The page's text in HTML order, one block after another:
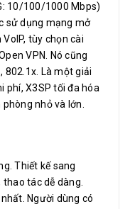
10/100/1000 Mbps)
sử dụng mạng mở
tùy chọn cài
VPN. Nó cũng
802.1x. Là một giải
phí, X3SP tối đa hóa
nhỏ và lớn.
Thiết kế sang
tác dễ dàng.
Người dùng có